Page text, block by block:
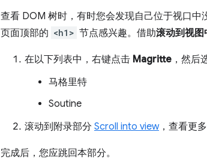
查看 DOM 树时，有时您会发现自己位于视口
页面顶部的 <h1> 节点感兴趣。借助滚动到视图
在以下列表中，右键点击 Magritte ，然后
马格里特
Soutine
滚动到附录部分 Scroll into view，查看更多
完成后，您应跳回本部分。